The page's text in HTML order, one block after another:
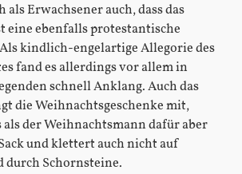
als Erwachsener auch, dass das
ebenfalls protestantische
kindlich-engelartige Allegorie des
fand es allerdings vor allem in
schnell Anklang. Auch das
die Weihnachtsgeschenke mit,
der Weihnachtsmann dafür aber
und klettert auch nicht auf
durch Schornsteine.